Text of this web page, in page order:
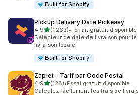
Built for Shopify
Pickup Delivery Date Pickeasy
4,9étoile(s) sur 5
(1 263)
1263 avis au total
•Forfait gratuit disponible
Sélecteur de date de livraison pour
livraison locale.
Built for Shopify
Zapiet ‑ Tarif par Code Postal
4,9étoile(s) sur 5
(128)
128 avis au total
•Essai gratuit disponible
Calculez facilement les frais de